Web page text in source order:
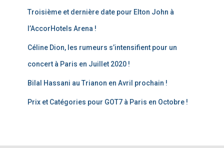
Troisième et dernière date pour Elton John à
l’AccorHotels Arena !
Céline Dion, les rumeurs s’intensifient pour un
concert à Paris en Juillet 2020 !
Bilal Hassani au Trianon en Avril prochain !
Prix et Catégories pour GOT7 à Paris en Octobre !